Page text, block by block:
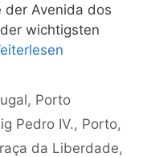
der Avenida dos
wichtigsten
, Porto
Pedro IV., Porto,
da Liberdade,